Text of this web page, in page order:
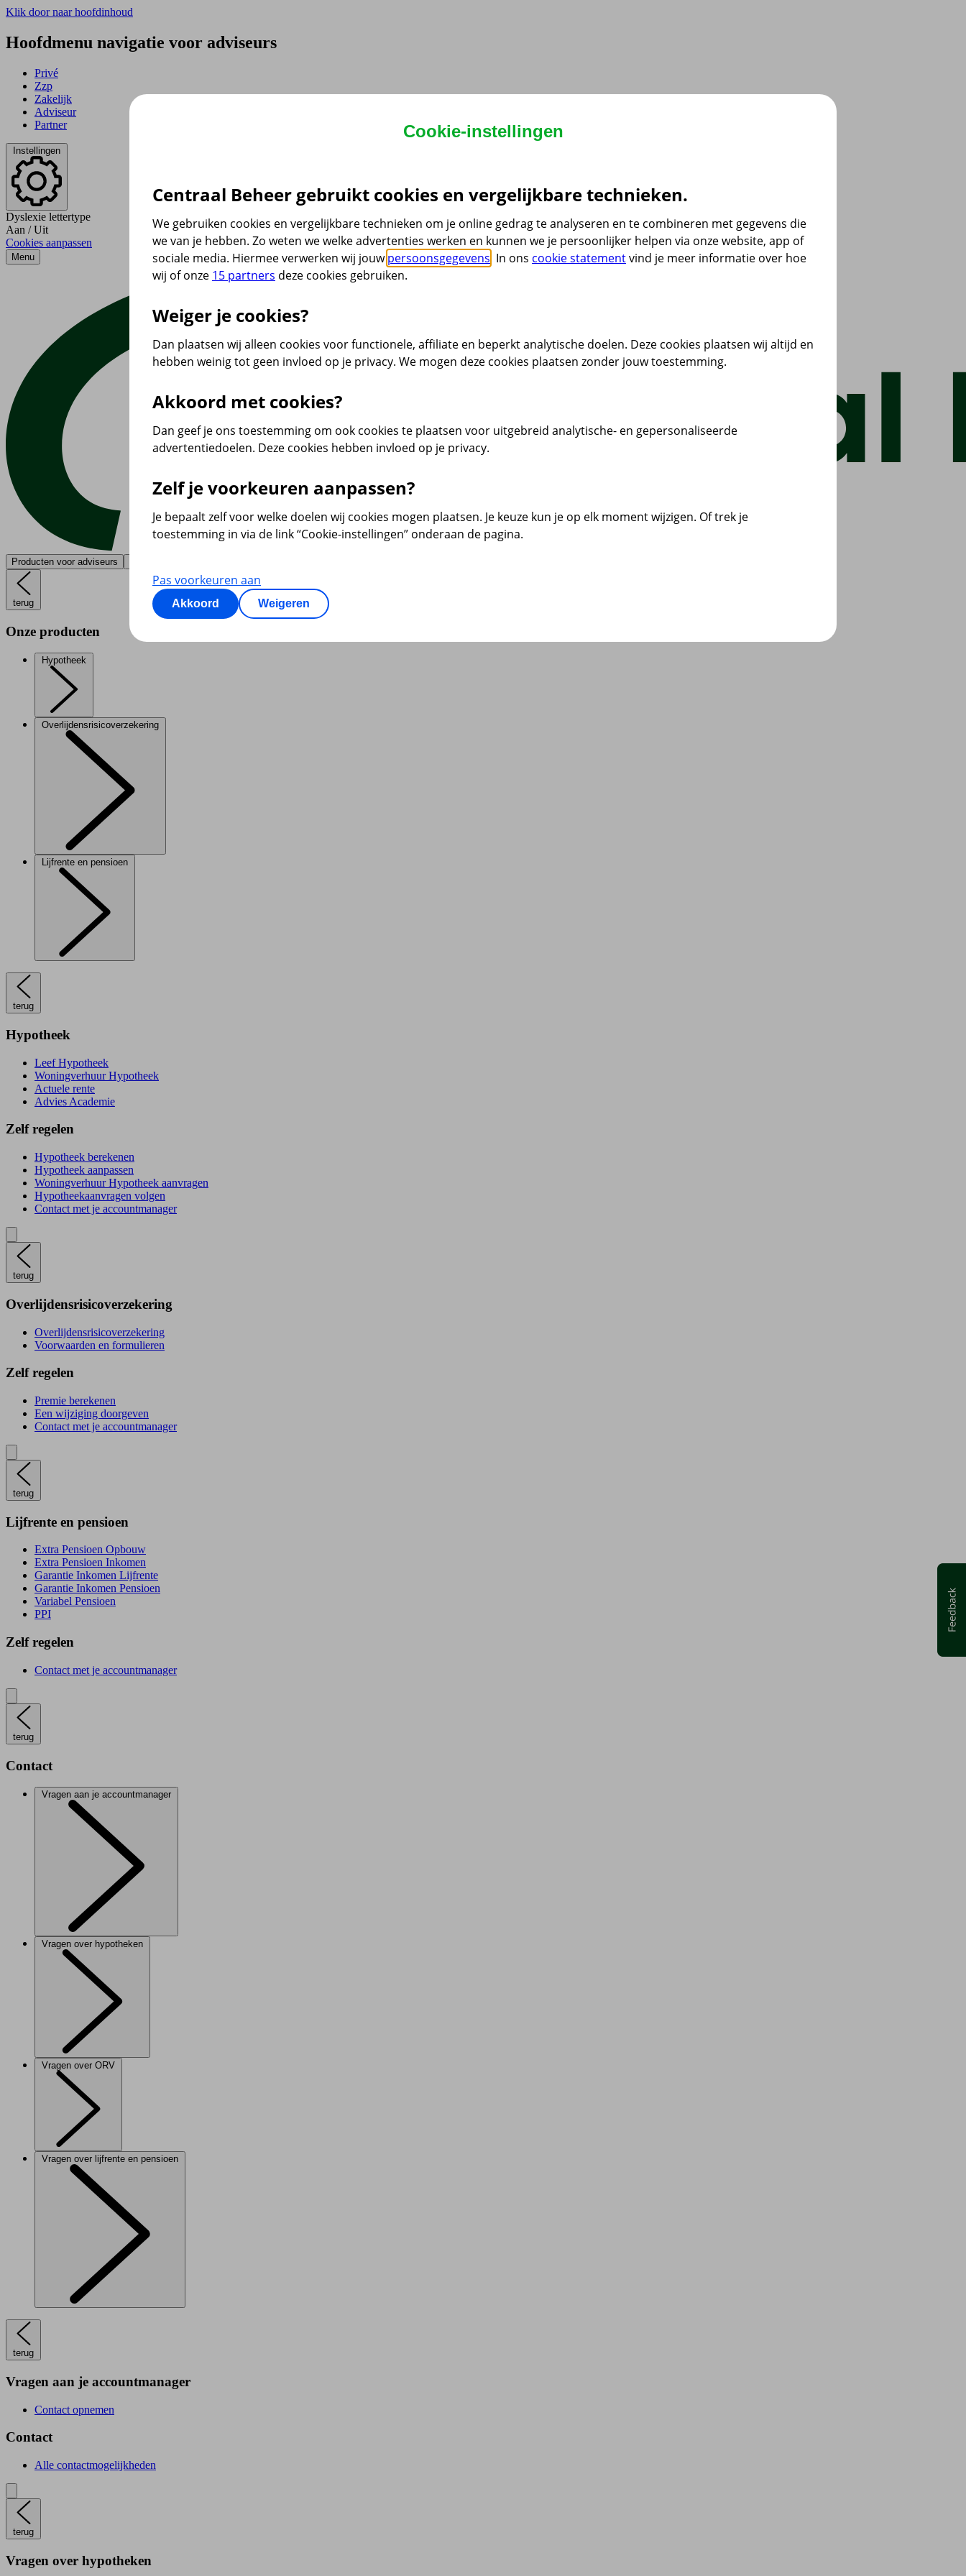
Klik door naar hoofdinhoud
Hoofdmenu navigatie voor adviseurs
Privé
Zzp
Zakelijk
Adviseur
Partner
Instellingen
Dyslexie lettertype
Aan / Uit
Cookies aanpassen
Menu
Producten voor adviseurs
terug
Onze producten
Hypotheek
Overlijdensrisicoverzekering
Lijfrente en pensioen
terug
Hypotheek
Leef Hypotheek
Woningverhuur Hypotheek
Actuele rente
Advies Academie
Zelf regelen
Hypotheek berekenen
Hypotheek aanpassen
Woningverhuur Hypotheek aanvragen
Hypotheekaanvragen volgen
Contact met je accountmanager
terug
Overlijdensrisicoverzekering
Overlijdensrisicoverzekering
Voorwaarden en formulieren
Zelf regelen
Premie berekenen
Een wijziging doorgeven
Contact met je accountmanager
terug
Lijfrente en pensioen
Extra Pensioen Opbouw
Extra Pensioen Inkomen
Garantie Inkomen Lijfrente
Garantie Inkomen Pensioen
Variabel Pensioen
PPI
Zelf regelen
Contact met je accountmanager
terug
Contact
Vragen aan je accountmanager
Vragen over hypotheken
Vragen over ORV
Vragen over lijfrente en pensioen
terug
Vragen aan je accountmanager
Contact opnemen
Contact
Alle contactmogelijkheden
terug
Vragen over hypotheken
Cookie-instellingen
Centraal Beheer gebruikt cookies en vergelijkbare technieken.
We gebruiken cookies en vergelijkbare technieken om je online gedrag te analyseren en te combineren met gegevens die
we van je hebben. Zo weten we welke advertenties werken en kunnen we je persoonlijker helpen via onze website, app of
sociale media. Hiermee verwerken wij jouwpersoonsgegevens . In ons cookie statementvind je meer informatie over hoe
wij of onze 15 partners deze cookies gebruiken.
Weiger je cookies?
Dan plaatsen wij alleen cookies voor functionele, affiliate en beperkt analytische doelen. Deze cookies plaatsen wij altijd en
hebben weinig tot geen invloed op je privacy. We mogen deze cookies plaatsen zonder jouw toestemming.
Akkoord met cookies?
Dan geef je ons toestemming om ook cookies te plaatsen voor uitgebreid analytische- en gepersonaliseerde
advertentiedoelen. Deze cookies hebben invloed op je privacy.
Zelf je voorkeuren aanpassen?
Je bepaalt zelf voor welke doelen wij cookies mogen plaatsen. Je keuze kun je op elk moment wijzigen. Of trek je
toestemming in via de link “Cookie-instellingen” onderaan de pagina.
Pas voorkeuren aan
Akkoord Weigeren